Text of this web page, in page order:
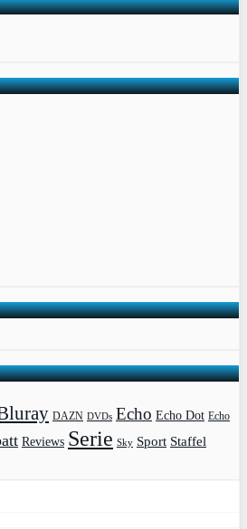
DAZN DVDs Echo Echo Dot Echo
Reviews Serie Sky Sport Staffel